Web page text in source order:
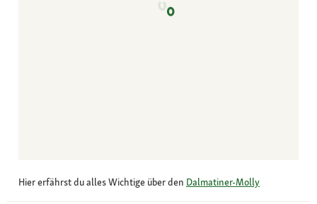
Hier erfährst du alles Wichtige über den Dalmatiner-Molly